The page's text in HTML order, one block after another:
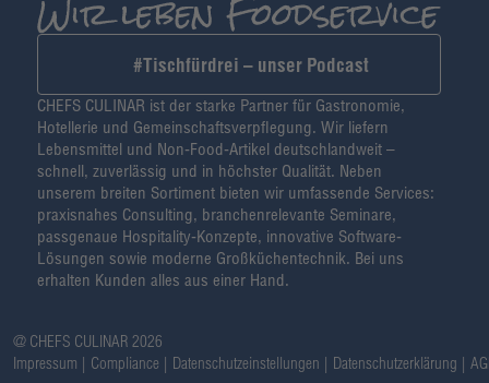
#Tischfürdrei – unser Podcast
CHEFS CULINAR ist der starke Partner für Gastronomie,
Hotellerie und Gemeinschaftsverpflegung. Wir liefern
Lebensmittel und Non-Food-Artikel deutschlandweit –
schnell, zuverlässig und in höchster Qualität. Neben
unserem breiten Sortiment bieten wir umfassende Services:
praxisnahes Consulting, branchenrelevante Seminare,
passgenaue Hospitality-Konzepte, innovative Software-
Lösungen sowie moderne Großküchentechnik. Bei uns
erhalten Kunden alles aus einer Hand.
@ CHEFS CULINAR 2026
Impressum
Compliance Datenschutzeinstellungen Datenschutzerklärung